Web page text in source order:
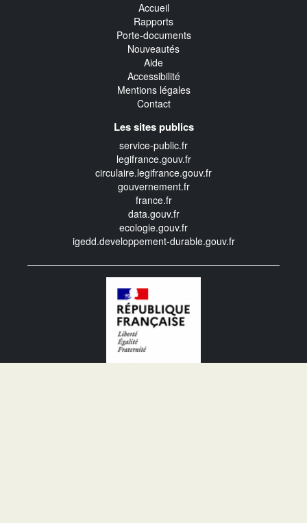
Accueil
Rapports
Porte-documents
Nouveautés
Aide
Accessibilité
Mentions légales
Contact
Les sites publics
service-public.fr
legifrance.gouv.fr
circulaire.legifrance.gouv.fr
gouvernement.fr
france.fr
data.gouv.fr
ecologie.gouv.fr
igedd.developpement-durable.gouv.fr